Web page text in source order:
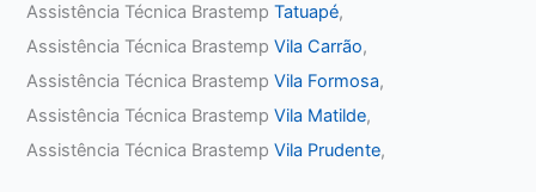
Assistência Técnica BrastempTatuapé,
Assistência Técnica BrastempVila Carrão,
Assistência Técnica BrastempVila Formosa,
Assistência Técnica BrastempVila Matilde,
Assistência Técnica BrastempVila Prudente,